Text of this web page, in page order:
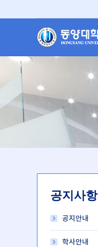
공지사항
공지안내
학사안내